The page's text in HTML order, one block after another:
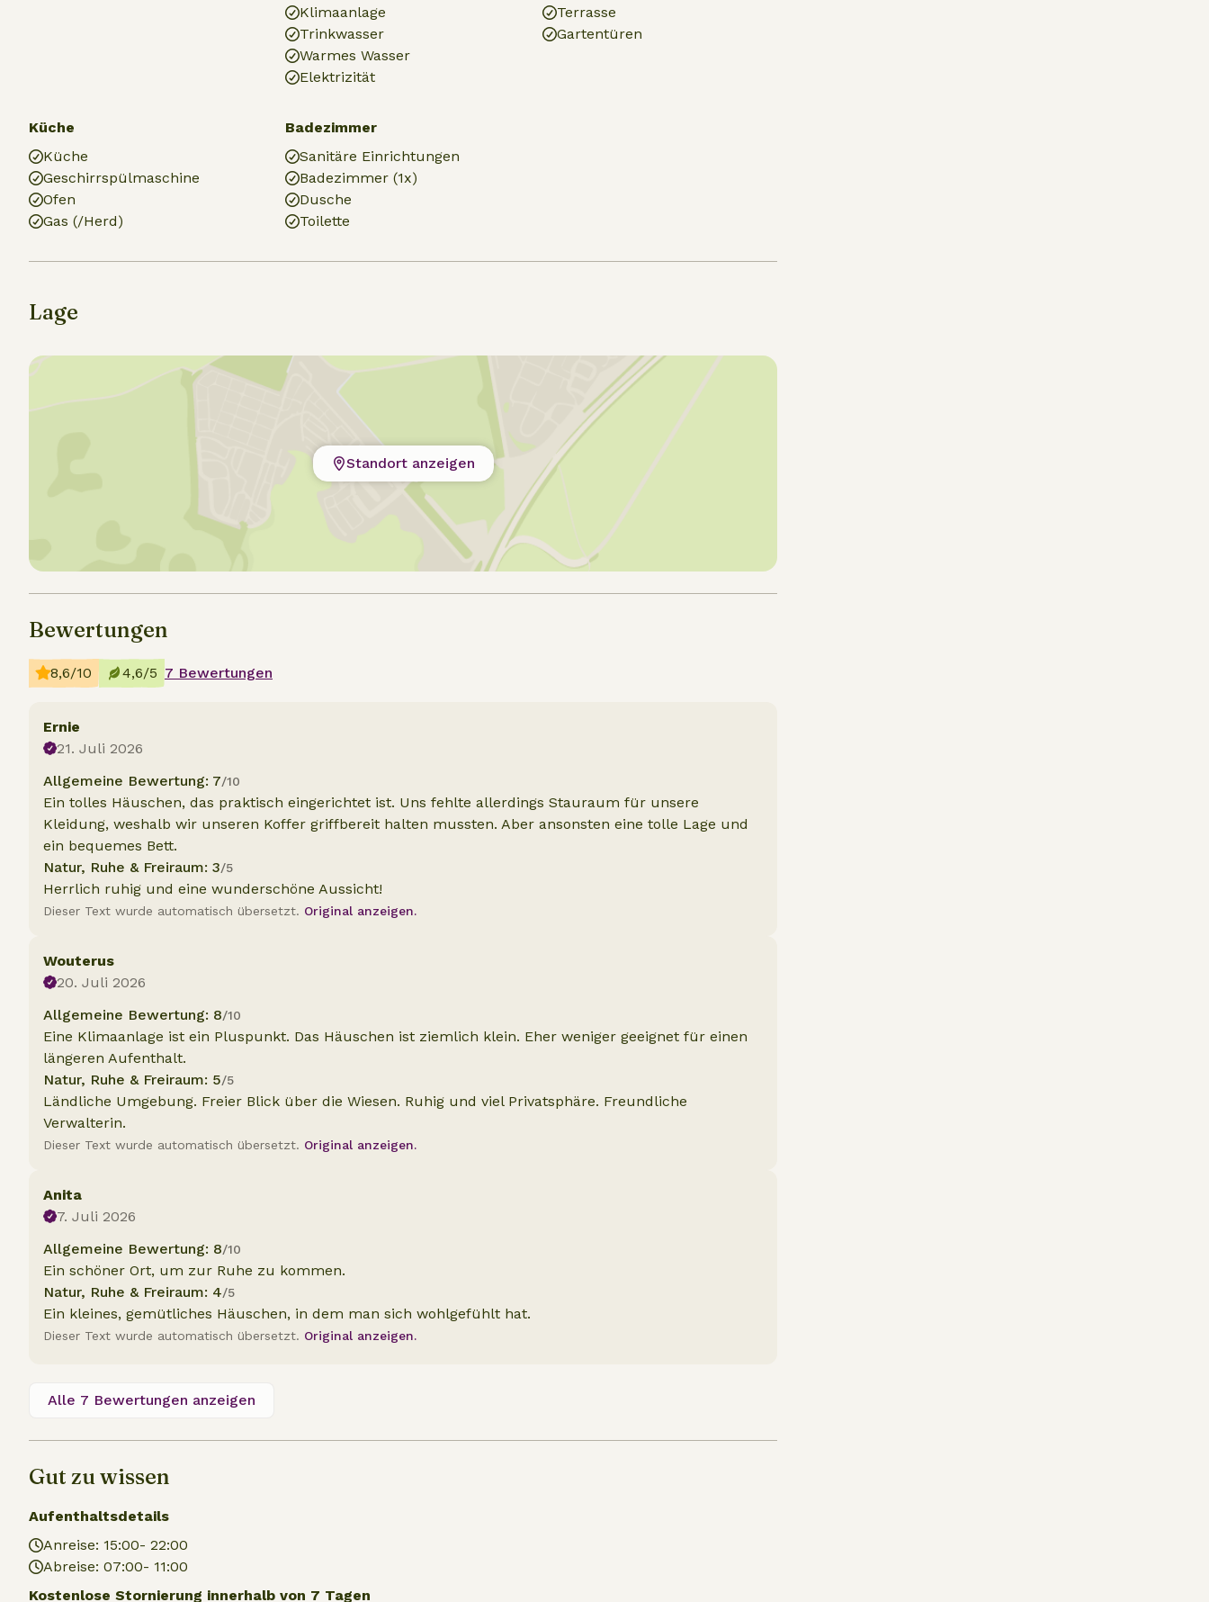
Klimaanlage
Trinkwasser
Warmes Wasser
Elektrizität
Terrasse
Gartentüren
Küche
Küche
Geschirrspülmaschine
Ofen
Gas (/Herd)
Badezimmer
Sanitäre Einrichtungen
Badezimmer (1x)
Dusche
Toilette
Lage
Standort anzeigen
Bewertungen
8,6/10 4,6/5 7 Bewertungen
Ernie
21. Juli 2026
Allgemeine Bewertung: 7/10
Ein tolles Häuschen, das praktisch eingerichtet ist. Uns fehlte allerdings Stauraum für unsere
Kleidung, weshalb wir unseren Koffer griffbereit halten mussten. Aber ansonsten eine tolle Lage und
ein bequemes Bett.
Natur, Ruhe & Freiraum: 3/5
Herrlich ruhig und eine wunderschöne Aussicht!
Dieser Text wurde automatisch übersetzt. Original anzeigen.
Wouterus
20. Juli 2026
Allgemeine Bewertung: 8/10
Eine Klimaanlage ist ein Pluspunkt. Das Häuschen ist ziemlich klein. Eher weniger geeignet für einen
längeren Aufenthalt.
Natur, Ruhe & Freiraum: 5/5
Ländliche Umgebung. Freier Blick über die Wiesen. Ruhig und viel Privatsphäre. Freundliche
Verwalterin.
Dieser Text wurde automatisch übersetzt. Original anzeigen.
Anita
7. Juli 2026
Allgemeine Bewertung: 8/10
Ein schöner Ort, um zur Ruhe zu kommen.
Natur, Ruhe & Freiraum: 4/5
Ein kleines, gemütliches Häuschen, in dem man sich wohlgefühlt hat.
Dieser Text wurde automatisch übersetzt. Original anzeigen.
Alle 7 Bewertungen anzeigen
Gut zu wissen
Aufenthaltsdetails
Anreise: 15:00- 22:00
Abreise: 07:00- 11:00
Kostenlose Stornierung innerhalb von 7 Tagen